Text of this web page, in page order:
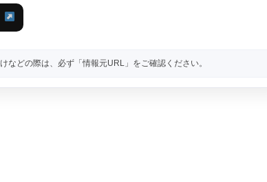
どの際は、必ず「情報元URL」をご確認ください。